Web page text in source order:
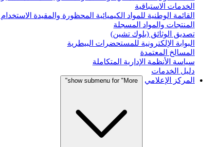
الخدمات الاستباقية
القائمة الوطنية للمواد الكيميائية المحظورة والمقيدة
المنتجات والمواد المسجلة
تصديق الوثائق (بلوك تشين)
البوابة الإلكترونية للمستحضرات البيطرية
المسالخ المعتمدة
سياسة الأنظمة الإدارية المتكاملة
دليل الخدمات
المركز الإعلامي
show submenu for "More"